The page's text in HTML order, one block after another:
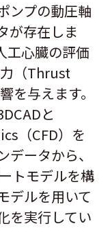
ンプの動圧軸
が存在しま
工心臓の評価
（Thrust
を与えます。
と
（CFD）を
ータから、
トモデルを構
デルを用いて
を実行してい